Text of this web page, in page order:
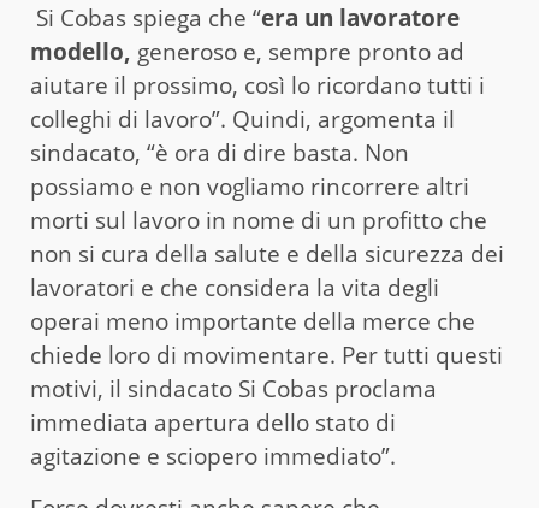
Si Cobas spiega che “era un lavoratore
modello, generoso e, sempre pronto ad
aiutare il prossimo, così lo ricordano tutti i
colleghi di lavoro”. Quindi, argomenta il
sindacato, “è ora di dire basta. Non
possiamo e non vogliamo rincorrere altri
morti sul lavoro in nome di un profitto che
non si cura della salute e della sicurezza dei
lavoratori e che considera la vita degli
operai meno importante della merce che
chiede loro di movimentare. Per tutti questi
motivi, il sindacato Si Cobas proclama
immediata apertura dello stato di
agitazione e sciopero immediato”.